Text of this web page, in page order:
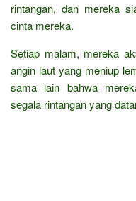
rintangan, dan mereka
cinta mereka.
Setiap malam, mereka
angin laut yang meniup
sama lain bahwa
segala rintangan yang